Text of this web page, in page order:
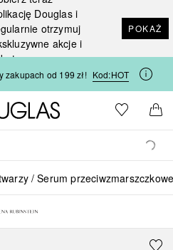
Douglas i
otrzymuj
akcje i
POKAŻ
zakupach od 199 zł! Kod:HOT
Strona główna Douglas
Do listyDo
Serum